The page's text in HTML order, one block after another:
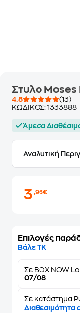
Στυλο Moses
4.8
(13)
ΚΩΔΙΚΟΣ: 1333888
Άμεσα
Αναλυτική
3,96€
Επιλογές
Βάλε ΤΚ
Σε BOX NOW
07/08
Σε κατάστημα
Διαθεσιμότητα